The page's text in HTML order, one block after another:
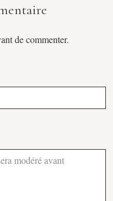
de commenter.